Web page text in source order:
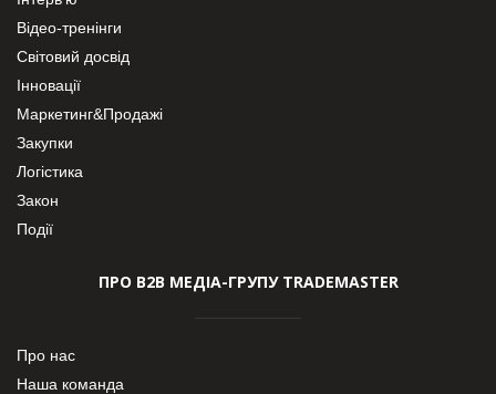
Відео-тренінги
Світовий досвід
Інновації
Маркетинг&Продажі
Закупки
Логістика
Закон
Події
ПРО В2В МЕДІА-ГРУПУ TRADEMASTER
Про нас
Наша команда